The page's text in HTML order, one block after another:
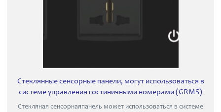
Стеклянные сенсорные панели, могут использоваться в
системе управления гостиничными номерами (GRMS)
Стекляная сенсорнаяпанель может использоваться в системе